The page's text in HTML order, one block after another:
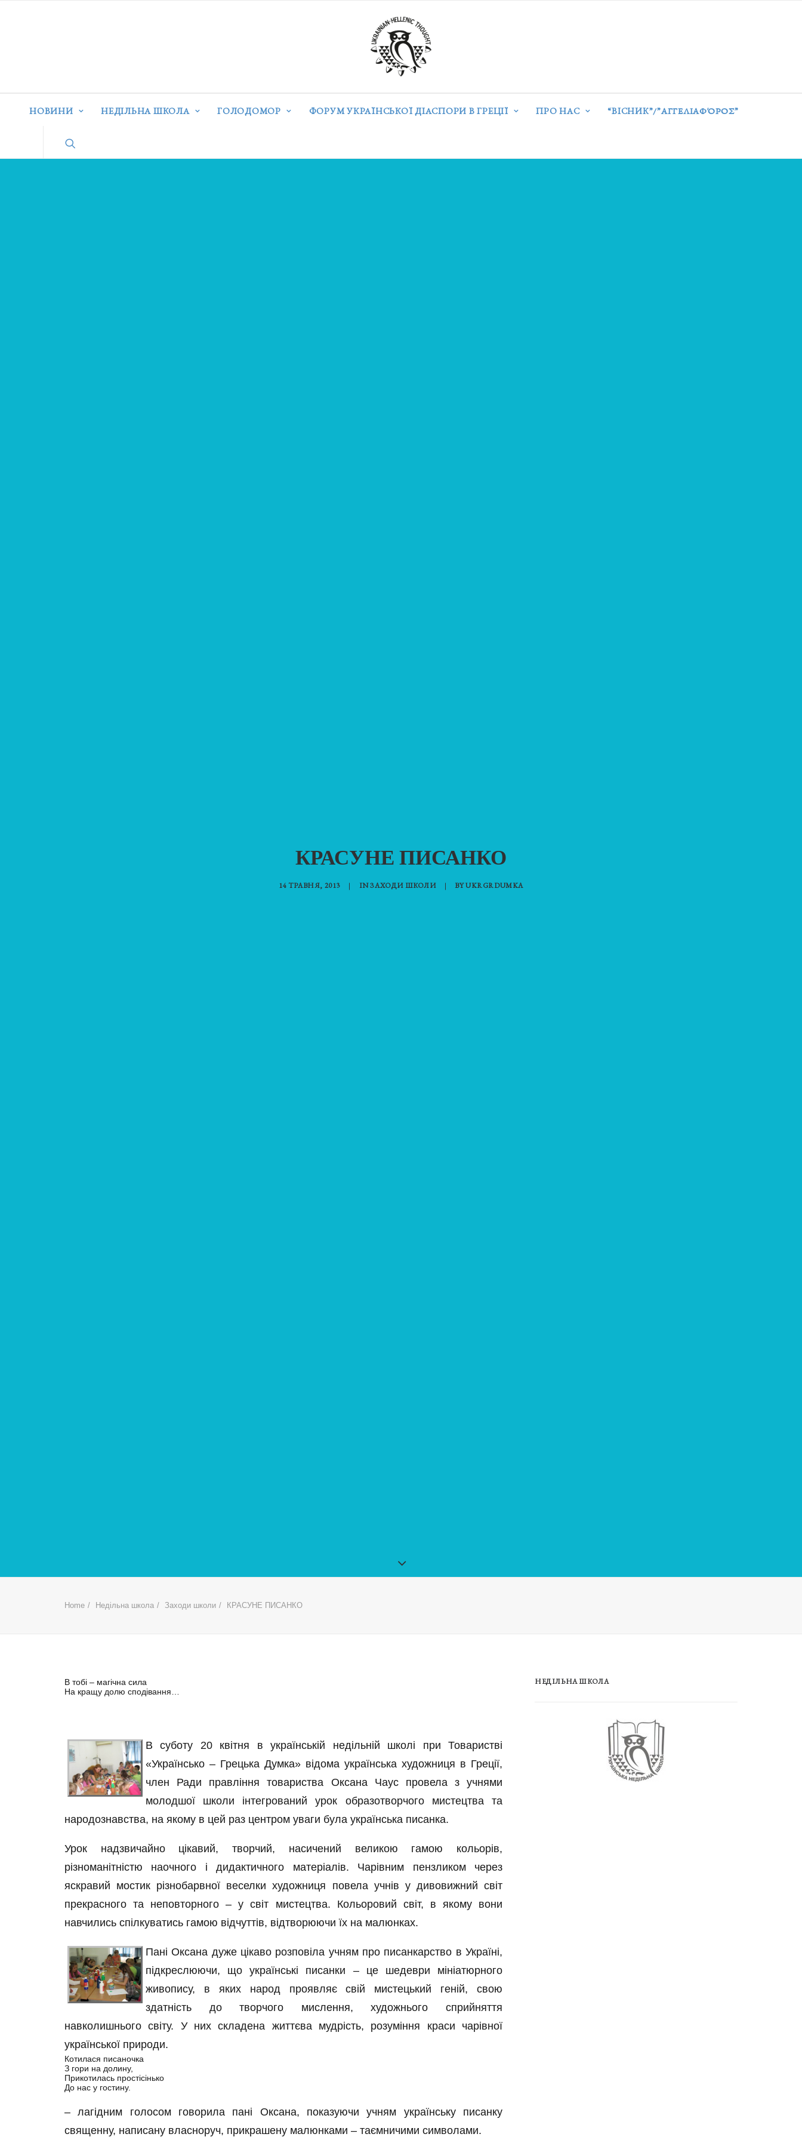
НОВИНИ НЕДІЛЬНА ШКОЛА ГОЛОДОМОР ФОРУМ УКРАЇНСЬКОЇ ДІАСПОРИ В ГРЕЦІЇ ПРО НАС “ВІСНИК”/”ΑΓΓΕΛΙΑΦΌΡΟΣ”
КРАСУНЕ ПИСАНКО
14 ТРАВНЯ, 2013 | INЗАХОДИ ШКОЛИ | BYUKRGRDUMKA
Home Недільна школа Заходи школи КРАСУНЕ ПИСАНКО
В тобі – магічна сила
На кращу долю сподівання…
В суботу 20 квітня в українській недільній школі при Товаристві
«Українсько – Грецька Думка» відома українська художниця в Греції,
член Ради правління товариства Оксана Чаус провела з учнями
молодшої школи інтегрований урок образотворчого мистецтва та
народознавства, на якому в цей раз центром уваги була українська писанка.
Урок надзвичайно цікавий, творчий, насичений великою гамою кольорів,
різноманітністю наочного і дидактичного матеріалів. Чарівним пензликом через
яскравий мостик різнобарвної веселки художниця повела учнів у дивовижний світ
прекрасного та неповторного – у світ мистецтва. Кольоровий світ, в якому вони
навчились спілкуватись гамою відчуттів, відтворюючи їх на малюнках.
Пані Оксана дуже цікаво розповіла учням про писанкарство в Україні,
підкреслюючи, що українські писанки – це шедеври мініатюрного
живопису, в яких народ проявляє свій мистецький геній, свою
здатність до творчого мислення, художнього сприйняття
навколишнього світу. У них складена життєва мудрість, розуміння краси чарівної
української природи.
Котилася писаночка
З гори на долину,
Прикотилась простісінько
До нас у гостину.
– лагідним голосом говорила пані Оксана, показуючи учням українську писанку
священну, написану власноруч, прикрашену малюнками – таємничими символами.
НЕДІЛЬНА ШКОЛА